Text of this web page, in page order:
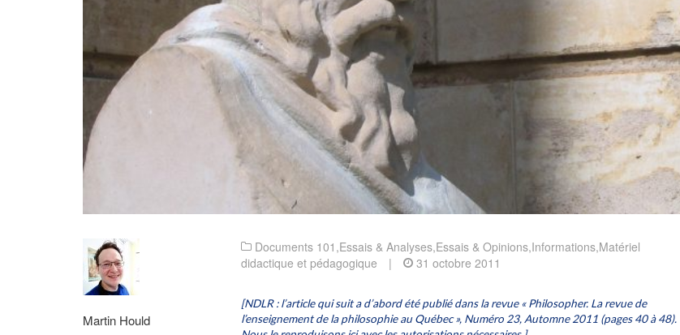
Martin Hould
Documents 101 ,Essais & Analyses,Essais & Opinions,Informations,Matériel
didactique et pédagogique
| 31 octobre 2011
[NDLR : l’article qui suit a d’abord été publié dans la revue « Philosopher. La revue de
l’enseignement de la philosophie au Québec », Numéro 23, Automne 2011 (pages 40 à 48).